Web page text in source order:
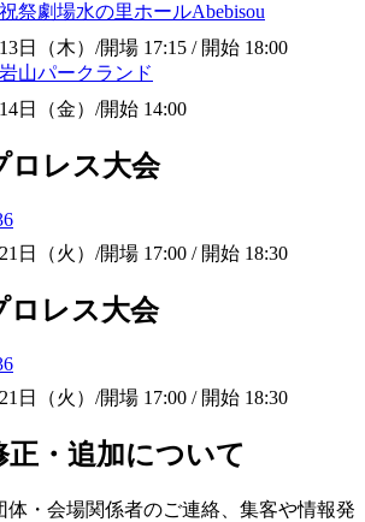
祭劇場水の里ホールAbebisou
日（木） /開場 17:15 / 開始 18:00
山パークランド
日（金） /開始 14:00
ロレス大会
日（火） /開場 17:00 / 開始 18:30
ロレス大会
日（火） /開場 17:00 / 開始 18:30
正・追加について
体・会場関係者のご連絡、集客や情報発